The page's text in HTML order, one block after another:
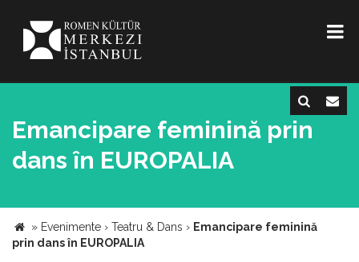
Emancipare feminină prin
dans în EUROPALIA
» Evenimente › Teatru & Dans › Emancipare feminină
prin dans în EUROPALIA